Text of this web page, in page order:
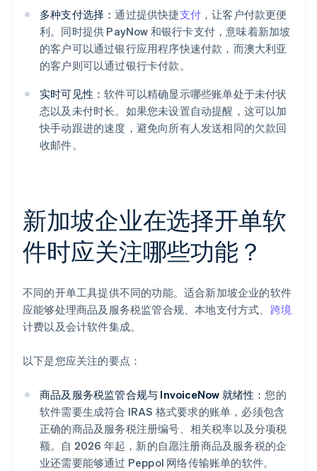
多种支付选择：通过提供快捷支付 ，让客户付款更便
利。同时提供 PayNow 和银行卡支付，意味着新加坡
的客户可以通过银行应用程序快速付款，而澳大利亚
的客户则可以通过银行卡付款。
实时可见性：软件可以精确显示哪些账单处于未付状
态以及未付时长。如果您未设置自动提醒，这可以加
快手动跟进的速度，避免向所有人发送相同的欠款回
收邮件。
新加坡企业在选择开单软
件时应关注哪些功能？
不同的开单工具提供不同的功能。适合新加坡企业的软件
应能够处理商品及服务税监管合规、本地支付方式、 跨境
计费以及会计软件集成。
以下是您应关注的要点：
商品及服务税监管合规与 InvoiceNow 就绪性：您的
软件需要生成符合 IRAS 格式要求的账单，必须包含
正确的商品及服务税注册编号、相关税率以及分项税
额。自 2026 年起，新的自愿注册商品及服务税的企
业还需要能够通过 Peppol 网络传输账单的软件。